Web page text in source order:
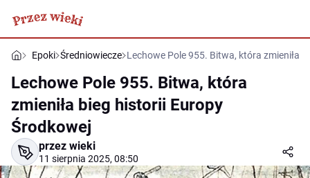
Epoki Średniowiecze Lechowe Pole 955. Bitwa, która zmieniła
Lechowe Pole 955. Bitwa, która
zmieniła bieg historii Europy
Środkowej
przez wieki
11 sierpnia 2025, 08:50